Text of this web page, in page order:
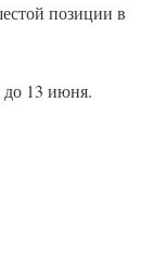
позиции в
13 июня.